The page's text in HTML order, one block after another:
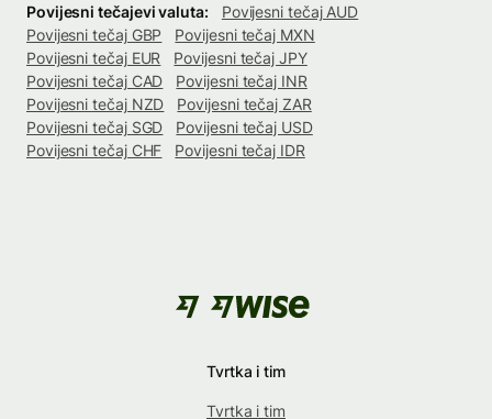
Povijesni tečajevi valuta:
Povijesni tečaj AUD
Povijesni tečaj GBP
Povijesni tečaj MXN
Povijesni tečaj EUR
Povijesni tečaj JPY
Povijesni tečaj CAD
Povijesni tečaj INR
Povijesni tečaj NZD
Povijesni tečaj ZAR
Povijesni tečaj SGD
Povijesni tečaj USD
Povijesni tečaj CHF
Povijesni tečaj IDR
Tvrtka i tim
Tvrtka i tim